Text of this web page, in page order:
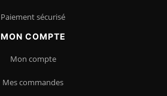
Paiement sécurisé
MON COMPTE
Mon compte
Mes commandes